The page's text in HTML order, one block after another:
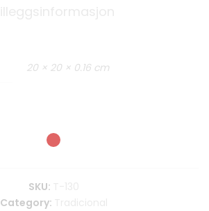
20 × 20 × 0.16 cm
SKU:
Category: